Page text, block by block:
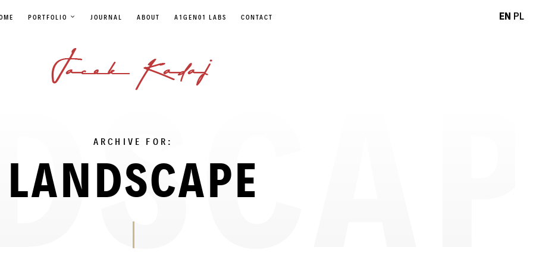
PORTFOLIO JOURNAL ABOUT A1GEN01 LABS CONTACT
ARCHIVE FOR:
LANDSCAPE
EN PL